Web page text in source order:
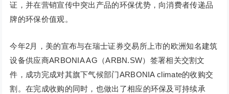
证，并在营销宣传中突出产品的环保优势，向消费者传递品
牌的环保价值观。
今年2月，美的宣布与在瑞士证券交易所上市的欧洲知名建筑
设备供应商ARBONIA AG（ARBN.SW）签署相关交割文
件，成功完成对其旗下气候部门ARBONIA climate的收购交
割。在完成收购的同时，也做出了相应的环保及可持续承